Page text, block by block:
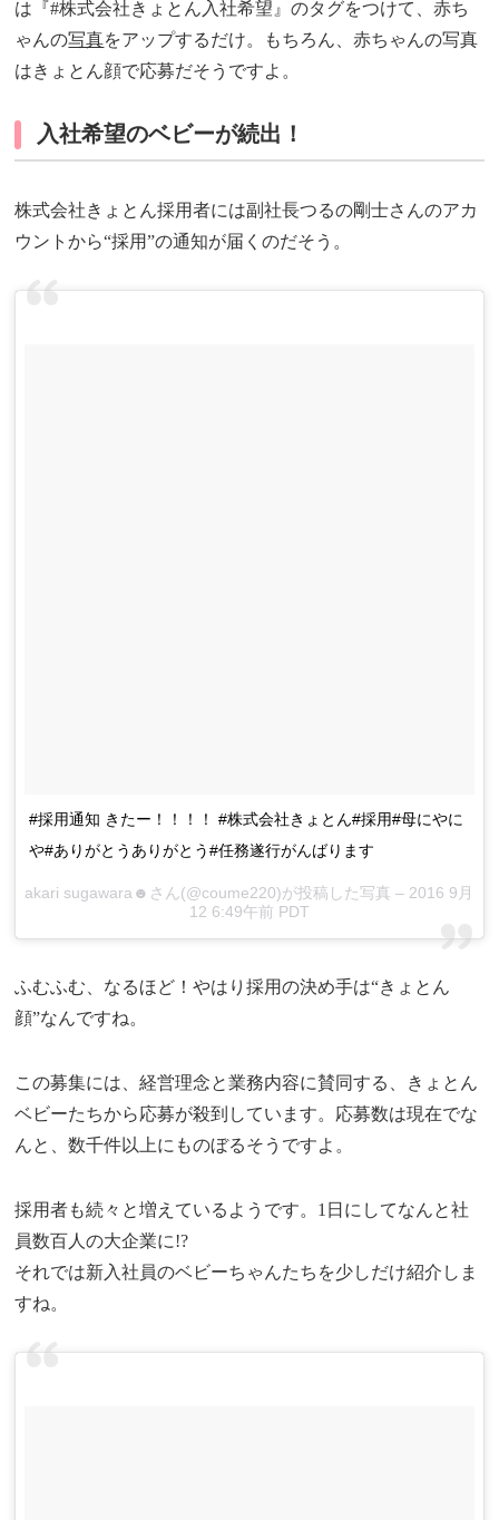
は『#株式会社きょとん入社希望』のタグをつけて、赤ち
ゃんの写真をアップするだけ。もちろん、赤ちゃんの写真
はきょとん顔で応募だそうですよ。
入社希望のベビーが続出！
株式会社きょとん採用者には副社長つるの剛士さんのアカ
ウントから“採用”の通知が届くのだそう。
#採用通知 きたー！！！！ #株式会社きょとん#採用#母にやに
や#ありがとうありがとう#任務遂行がんばります
akari sugawara☻さん(@coume220)が投稿した写真 – 2016 9月
12 6:49午前 PDT
ふむふむ、なるほど！やはり採用の決め手は“きょとん
顔”なんですね。
この募集には、経営理念と業務内容に賛同する、きょとん
ベビーたちから応募が殺到しています。応募数は現在でな
んと、数千件以上にものぼるそうですよ。
採用者も続々と増えているようです。1日にしてなんと社
員数百人の大企業に!?
それでは新入社員のベビーちゃんたちを少しだけ紹介しま
すね。